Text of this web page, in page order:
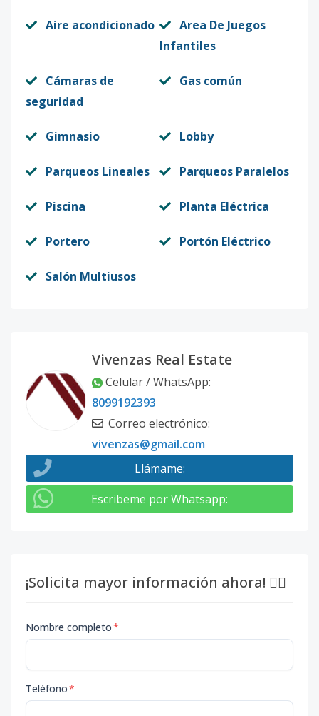
Aire acondicionado
Area De Juegos
Infantiles
Cámaras de
seguridad
Gas común
Gimnasio Lobby
Parqueos Lineales Parqueos Paralelos
Piscina Planta Eléctrica
Portero Portón Eléctrico
Salón Multiusos
Vivenzas Real Estate
Celular / WhatsApp:
8099192393
Correo electrónico:
vivenzas@gmail.com
Llámame:
Escribeme por Whatsapp:
¡Solicita mayor información ahora! 👇🏽
Nombre completo*
Teléfono*